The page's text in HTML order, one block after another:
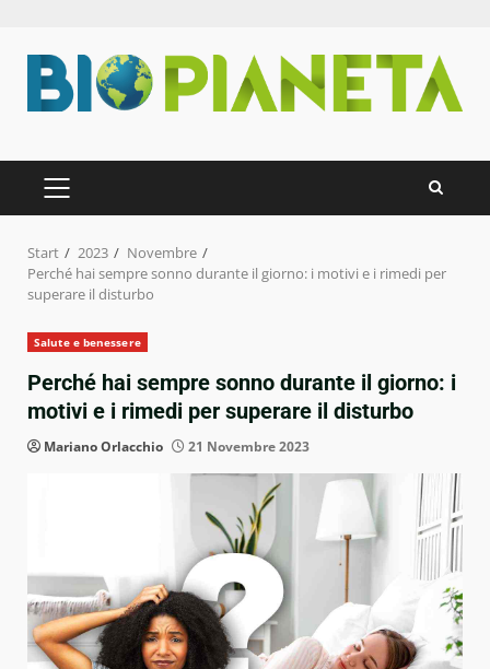
Inhalt
springen
PRIMÄRES
MENÜ
Start 2023
Novembre
Perché hai sempre sonno durante il giorno: i motivi e i rimedi per
superare il disturbo
Salute e benessere
Perché hai sempre sonno durante il giorno: i
motivi e i rimedi per superare il disturbo
Mariano Orlacchio 21 Novembre 2023